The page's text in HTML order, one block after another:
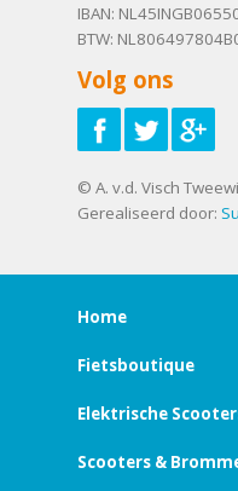
IBAN:
BTW:
Volg ons
© A. v.d. Visch
Gerealiseerd door:
Home
Fietsboutique
Elektrische
Scooters &